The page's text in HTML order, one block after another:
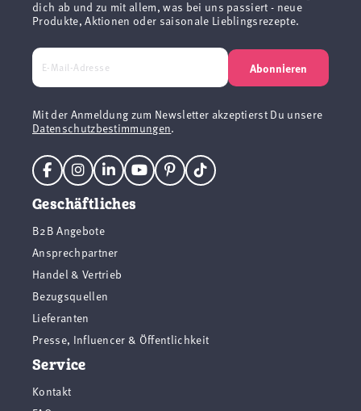
dich ab und zu mit allem, was bei uns passiert - neue
Produkte, Aktionen oder saisonale Lieblingsrezepte.
Abonnieren
Mit der Anmeldung zum Newsletter akzeptierst Du unsere
Datenschutzbestimmungen.
Geschäftliches
B2B Angebote
Ansprechpartner
Handel & Vertrieb
Bezugsquellen
Lieferanten
Presse, Influencer & Öffentlichkeit
Service
Kontakt